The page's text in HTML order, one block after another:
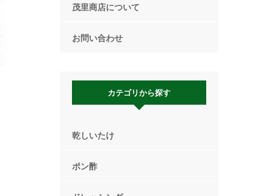
茂里商店について
お問い合わせ
カテゴリから探す
乾しいたけ
ポン酢